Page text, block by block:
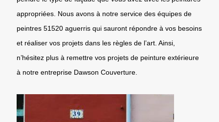
appropriées. Nous avons à notre service des équipes de
peintres 51520 aguerris qui sauront répondre à vos besoins
et réaliser vos projets dans les règles de l’art. Ainsi,
n’hésitez plus à remettre vos projets de peinture extérieure
à notre entreprise Dawson Couverture.